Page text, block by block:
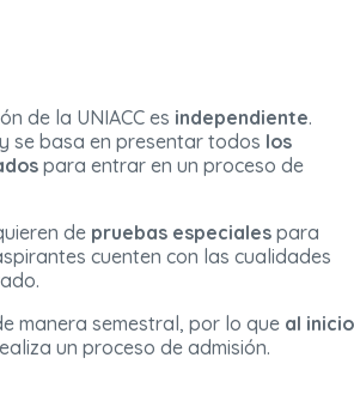
de la UNIACC es independiente.
se basa en presentar todos los
para entrar en un proceso de
de pruebas especiales para
cuenten con las cualidades
manera semestral, por lo que al inicio
un proceso de admisión.